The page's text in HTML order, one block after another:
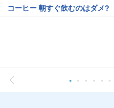
コーヒー 朝すぐ飲むのはダメ?